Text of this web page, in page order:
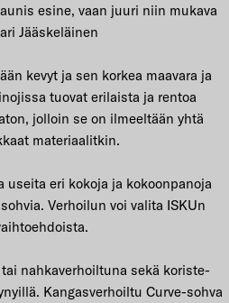
esine, vaan juuri niin mukava
Jääskeläinen
kevyt ja sen korkea maavara ja
tuovat erilaista ja rentoa
jolloin se on ilmeeltään yhtä
materiaalitkin.
useita eri kokoja ja kokoonpanoja
Verhoilun voi valita ISKUn
nahkaverhoiltuna sekä koriste-
Kangasverhoiltu Curve-sohva